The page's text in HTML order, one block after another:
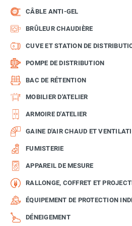
CÂBLE ANTI-GEL
BRÛLEUR CHAUDIÈRE
CUVE ET STATION DE
POMPE DE DISTRIBUTION
BAC DE RÉTENTION
MOBILIER D'ATELIER
ARMOIRE D'ATELIER
GAINE D'AIR CHAUD ET
FUMISTERIE
APPAREIL DE MESURE
RALLONGE, COFFRET ET
ÉQUIPEMENT DE PROTECTION
DÉNEIGEMENT